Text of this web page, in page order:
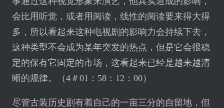
会比用听觉，或者用阅读，线性的阅读要来得大得
多，所以看起来这种电视剧的影响力会持续下去，
这种类型不会成为某年突发的热点，但是它会很稳
定的保有它固定的市场，这看起来已经是越来越清
晰的规律。（4＃01：58：12：00）
尽管古装历史剧有着自己的一亩三分的自留地，但